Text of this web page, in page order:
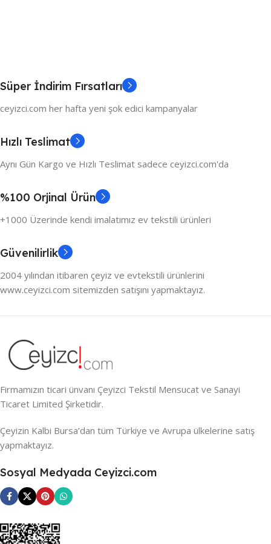
Süper İndirim Fırsatları
ceyizci.com her hafta yeni şok edici kampanyalar
Hızlı Teslimat
Aynı Gün Kargo ve Hızlı Teslimat sadece ceyizci.com'da
%100 Orjinal Ürün
+1000 Üzerinde kendi imalatımız ev tekstili ürünleri
Güvenilirlik
2004 yılından itibaren çeyiz ve evtekstili ürünlerini
www.ceyizci.com sitemizden satışını yapmaktayız.
Firmamızın ticari ünvanı Çeyizci Tekstil Mensucat ve Sanayi
Ticaret Limited Şirketidir.
Çeyizin Kalbi Bursa’dan tüm Türkiye ve Avrupa ülkelerine satış
yapmaktayız.
Sosyal Medyada Ceyizci.com